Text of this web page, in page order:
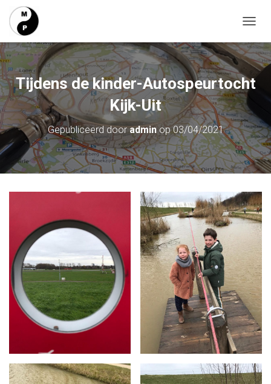
O
G
G
L
E
A
V
I
G
A
T
E
Tijdens de kinder-Autospeurtocht
Kijk-Uit
Gepubliceerd dooradminop03/04/2021